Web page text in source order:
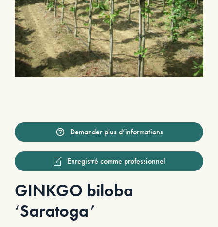
Demander plus d’informations
Enregistré comme professionnel
GINKGO biloba
‘Saratoga’